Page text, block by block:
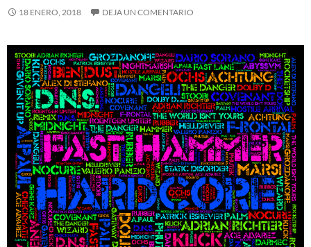
18 ENERO, 2018 DEJA UN COMENTARIO